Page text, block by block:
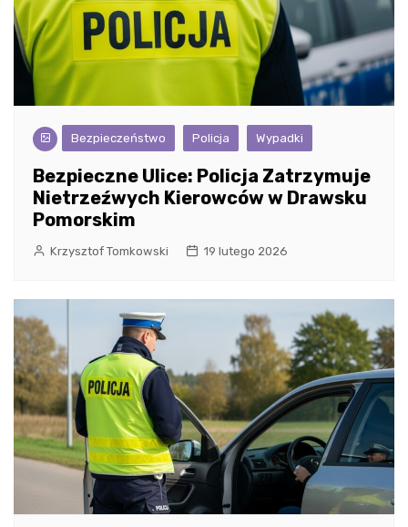
Bezpieczeństwo Policja Wypadki
Bezpieczne Ulice: Policja Zatrzymuje
Nietrzeźwych Kierowców w Drawsku
Pomorskim
Krzysztof Tomkowski 19 lutego 2026